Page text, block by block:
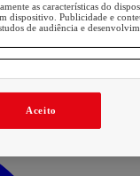
as características do
dispositivo. Publicidade e
de audiência e
Aceito